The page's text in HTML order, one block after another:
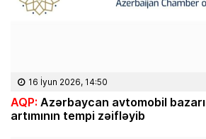
16 İyun 2026, 14:50
AQP: Azərbaycan avtomobil
artımının tempi zəifləyib